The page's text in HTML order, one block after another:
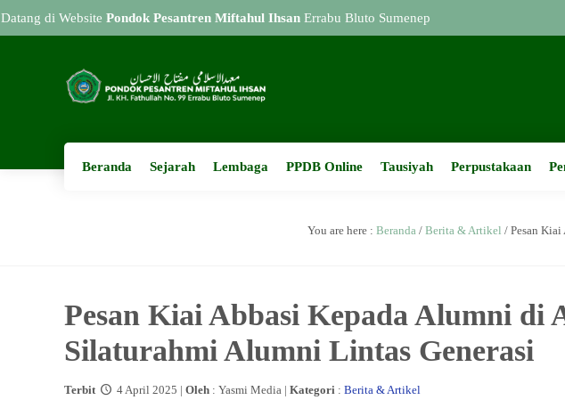
di WebsitePondok Pesantren Miftahul IhsanErrabu Bluto Sumenep
Beranda Sejarah Lembaga PPDB Online Tausiyah Perpustakaan
You are here : Beranda/ Berita & Artikel / Pesan
Pesan Kiai Abbasi Kepada Alumni di
Silaturahmi Alumni Lintas Generasi
Terbit 4 April 2025 |Oleh : Yasmi Media |Kategori :Berita & Artikel